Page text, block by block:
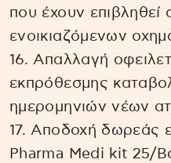
που έχουν επιβληθεί
ενοικιαζόμενων
16. Απαλλαγή
εκπρόθεσμης
ημερομηνιών νέων
17. Αποδοχή δωρεάς
Pharma Medi kit 25/